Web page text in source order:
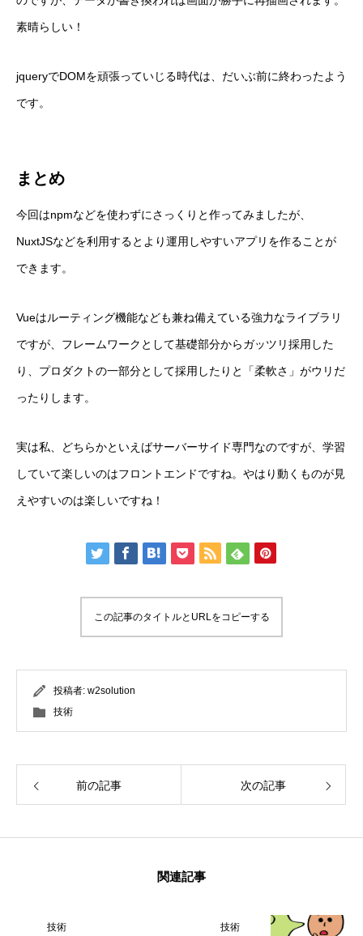
素晴らしい！
jqueryでDOMを頑張っていじる時代は、だいぶ前に終わったよう
です。
まとめ
今回はnpmなどを使わずにさっくりと作ってみましたが、
NuxtJSなどを利用するとより運用しやすいアプリを作ることが
できます。
Vueはルーティング機能なども兼ね備えている強力なライブラリ
ですが、フレームワークとして基礎部分からガッツリ採用した
り、プロダクトの一部分として採用したりと「柔軟さ」がウリだ
ったりします。
実は私、どちらかといえばサーバーサイド専門なのですが、学習
していて楽しいのはフロントエンドですね。やはり動くものが見
えやすいのは楽しいですね！
この記事のタイトルとURLをコピーする
投稿者: w2solution
技術
前の記事 次の記事
関連記事
技術 技術